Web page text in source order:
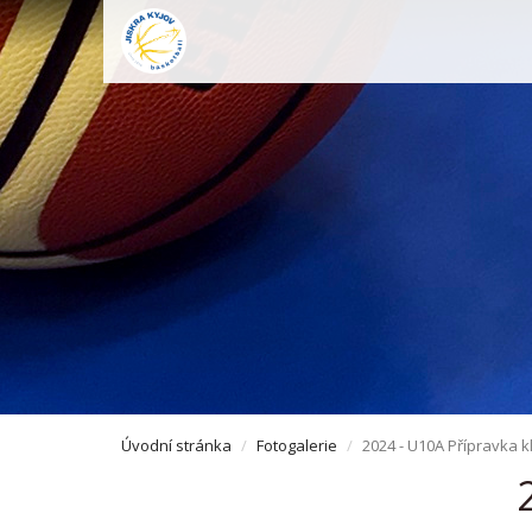
Úvodní stránka Fotogalerie 2024 - U10A Přípravka